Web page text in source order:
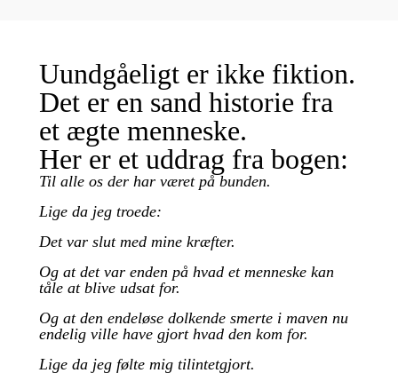
Uundgåeligt er ikke fiktion.
Det er en sand historie fra
et ægte menneske.
Her er et uddrag fra bogen:
Til alle os der har været på bunden.
Lige da jeg troede:
Det var slut med mine kræfter.
Og at det var enden på hvad et menneske kan
tåle at blive udsat for.
Og at den endeløse dolkende smerte i maven nu
endelig ville have gjort hvad den kom for.
Lige da jeg følte mig tilintetgjort.